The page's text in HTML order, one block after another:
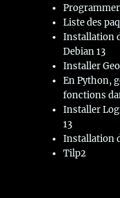
Programmer
Liste des
Installation
Debian 13
Installer
En Python,
fonctions
Installer
13
Installation
Tilp2